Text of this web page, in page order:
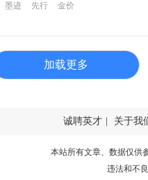
墨迹 先行 金价
加载更多
诚聘英才 关于我
本站所有文章、数据仅供
违法和不